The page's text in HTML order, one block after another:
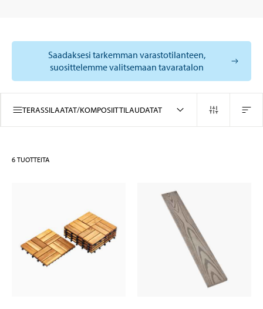
Saadaksesi tarkemman varastotilanteen,
suosittelemme valitsemaan tavaratalon
TERASSILAATAT/KOMPOSIITTILAUDATAT
6 TUOTTEITA